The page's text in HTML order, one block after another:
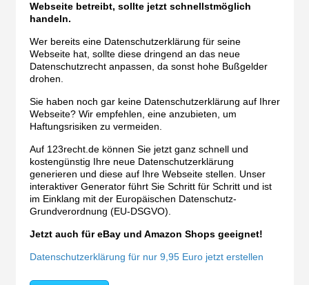
Webseite betreibt, sollte jetzt schnellstmöglich
handeln.
Wer bereits eine Datenschutzerklärung für seine
Webseite hat, sollte diese dringend an das neue
Datenschutzrecht anpassen, da sonst hohe Bußgelder
drohen.
Sie haben noch gar keine Datenschutzerklärung auf Ihrer
Webseite? Wir empfehlen, eine anzubieten, um
Haftungsrisiken zu vermeiden.
Auf 123recht.de können Sie jetzt ganz schnell und
kostengünstig Ihre neue Datenschutzerklärung
generieren und diese auf Ihre Webseite stellen. Unser
interaktiver Generator führt Sie Schritt für Schritt und ist
im Einklang mit der Europäischen Datenschutz-
Grundverordnung (EU-DSGVO).
Jetzt auch für eBay und Amazon Shops geeignet!
Datenschutzerklärung für nur 9,95 Euro jetzt erstellen